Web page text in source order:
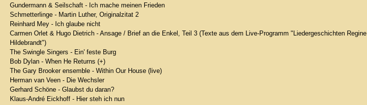
Gundermann & Seilschaft - Ich mache meinen Frieden
Schmetterlinge - Martin Luther, Originalzitat 2
Reinhard Mey - Ich glaube nicht
Carmen Orlet & Hugo Dietrich - Ansage / Brief an die Enkel, Teil 3 (Texte aus dem Live-Programm "Liedergeschichten Regine
Hildebrandt")
The Swingle Singers - Ein' feste Burg
Bob Dylan - When He Returns (+)
The Gary Brooker ensemble - Within Our House (live)
Herman van Veen - Die Wechsler
Gerhard Schöne - Glaubst du daran?
Klaus-André Eickhoff - Hier steh ich nun